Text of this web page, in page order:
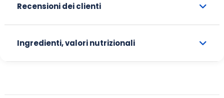
Recensioni dei clienti
Ingredienti, valori nutrizionali